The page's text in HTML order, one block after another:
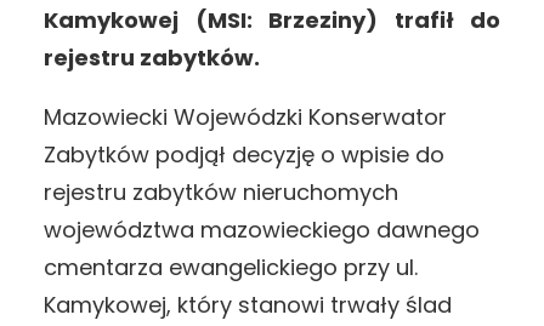
Kamykowej (MSI: Brzeziny) trafił do
rejestru zabytków.
Mazowiecki Wojewódzki Konserwator
Zabytków podjął decyzję o wpisie do
rejestru zabytków nieruchomych
województwa mazowieckiego dawnego
cmentarza ewangelickiego przy ul.
Kamykowej, który stanowi trwały ślad